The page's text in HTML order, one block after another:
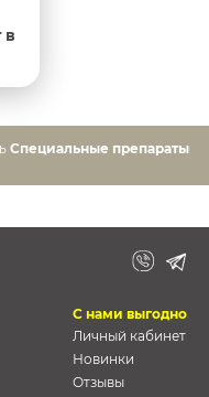
в
Специальные препараты
С нами выгодно
Личный кабинет
Новинки
Отзывы